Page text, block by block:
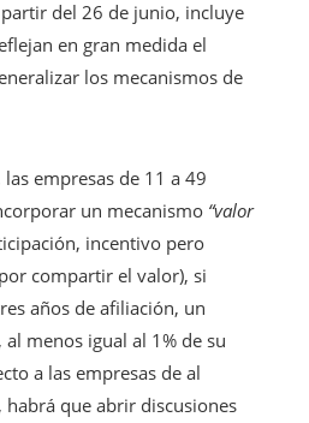
del 26 de junio, incluye
en gran medida el
los mecanismos de
empresas de 11 a 49
un mecanismo “valor
incentivo pero
compartir el valor), si
años de afiliación, un
menos igual al 1% de su
a las empresas de al
que abrir discusiones